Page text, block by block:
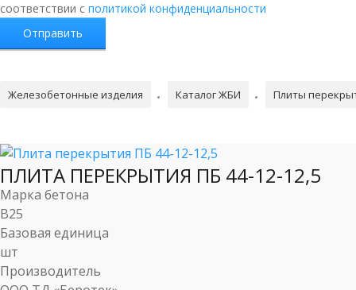
соответствии с политикой конфиденциальности
Железобетонные изделия Каталог ЖБИ Плиты
ПЛИТА ПЕРЕКРЫТИЯ ПБ 44-12-12,5
Марка бетона
B25
Базовая единица
шт
Производитель